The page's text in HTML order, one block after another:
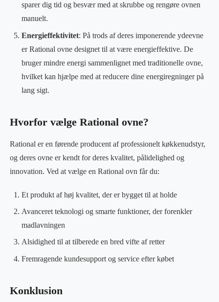
sparer dig tid og besvær med at skrubbe og rengøre ovnen
manuelt.
Energieffektivitet: På trods af deres imponerende ydeevne
er Rational ovne designet til at være energieffektive. De
bruger mindre energi sammenlignet med traditionelle ovne,
hvilket kan hjælpe med at reducere dine energiregninger på
lang sigt.
Hvorfor vælge Rational ovne?
Rational er en førende producent af professionelt køkkenudstyr,
og deres ovne er kendt for deres kvalitet, pålidelighed og
innovation. Ved at vælge en Rational ovn får du:
Et produkt af høj kvalitet, der er bygget til at holde
Avanceret teknologi og smarte funktioner, der forenkler
madlavningen
Alsidighed til at tilberede en bred vifte af retter
Fremragende kundesupport og service efter købet
Konklusion